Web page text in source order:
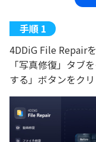
4DDiG File Repair
「写真修復」タブ
する」ボタンをク